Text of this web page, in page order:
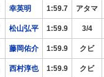
幸英明 1:59.7 アタマ
松山弘平 1:59.9 3/4
藤岡佑介 1:59.9 クビ
西村淳也 1:59.9 クビ